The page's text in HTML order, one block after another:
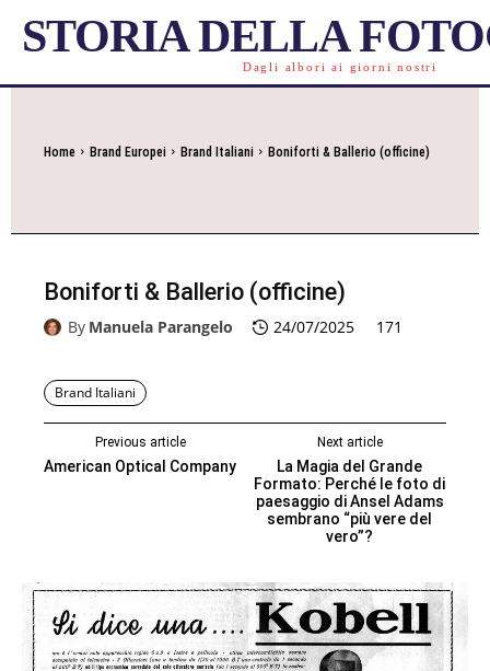
STORIA DELLA
Dagli albori ai giorni nostri
Home Brand Europei Brand Italiani Boniforti & Ballerio (officine)
Boniforti & Ballerio (officine)
By Manuela Parangelo 24/07/2025 171
Brand Italiani
Previous article
American Optical Company
Next article
La Magia del Grande
Formato: Perché le foto di
paesaggio di Ansel Adams
sembrano “più vere del
vero”?